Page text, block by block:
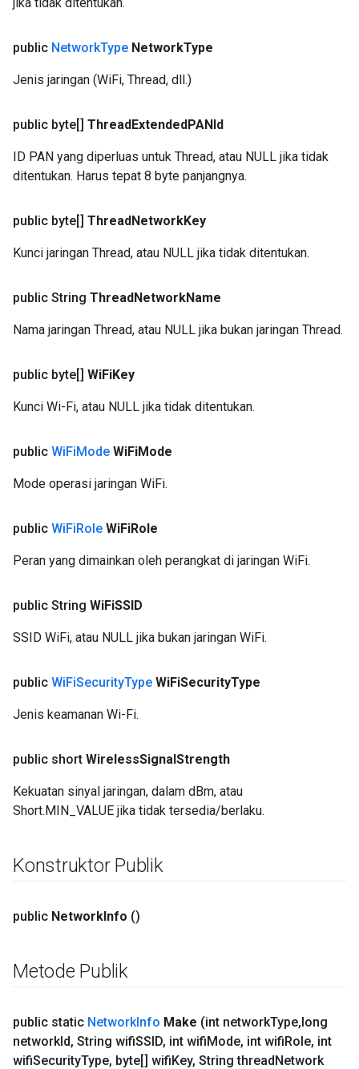
public NetworkType NetworkType
Jenis jaringan (WiFi, Thread, dll.)
public byte[] ThreadExtendedPANId
ID PAN yang diperluas untuk Thread, atau NULL jika tidak
ditentukan. Harus tepat 8 byte panjangnya.
public byte[] ThreadNetworkKey
Kunci jaringan Thread, atau NULL jika tidak ditentukan.
public String ThreadNetworkName
Nama jaringan Thread, atau NULL jika bukan jaringan Thread.
public byte[] WiFiKey
Kunci Wi-Fi, atau NULL jika tidak ditentukan.
public WiFiMode WiFiMode
Mode operasi jaringan WiFi.
public WiFiRole WiFiRole
Peran yang dimainkan oleh perangkat di jaringan WiFi.
public String WiFiSSID
SSID WiFi, atau NULL jika bukan jaringan WiFi.
public WiFiSecurityType WiFiSecurityType
Jenis keamanan Wi-Fi.
public short WirelessSignalStrength
Kekuatan sinyal jaringan, dalam dBm, atau
Short.MIN_VALUE jika tidak tersedia/berlaku.
Konstruktor Publik
public NetworkInfo ()
Metode Publik
public static NetworkInfo Make (int networkType,long
networkId, String wifiSSID, int wifiMode, int wifiRole, int
wifiSecurityType, byte[] wifiKey, String threadNetwork